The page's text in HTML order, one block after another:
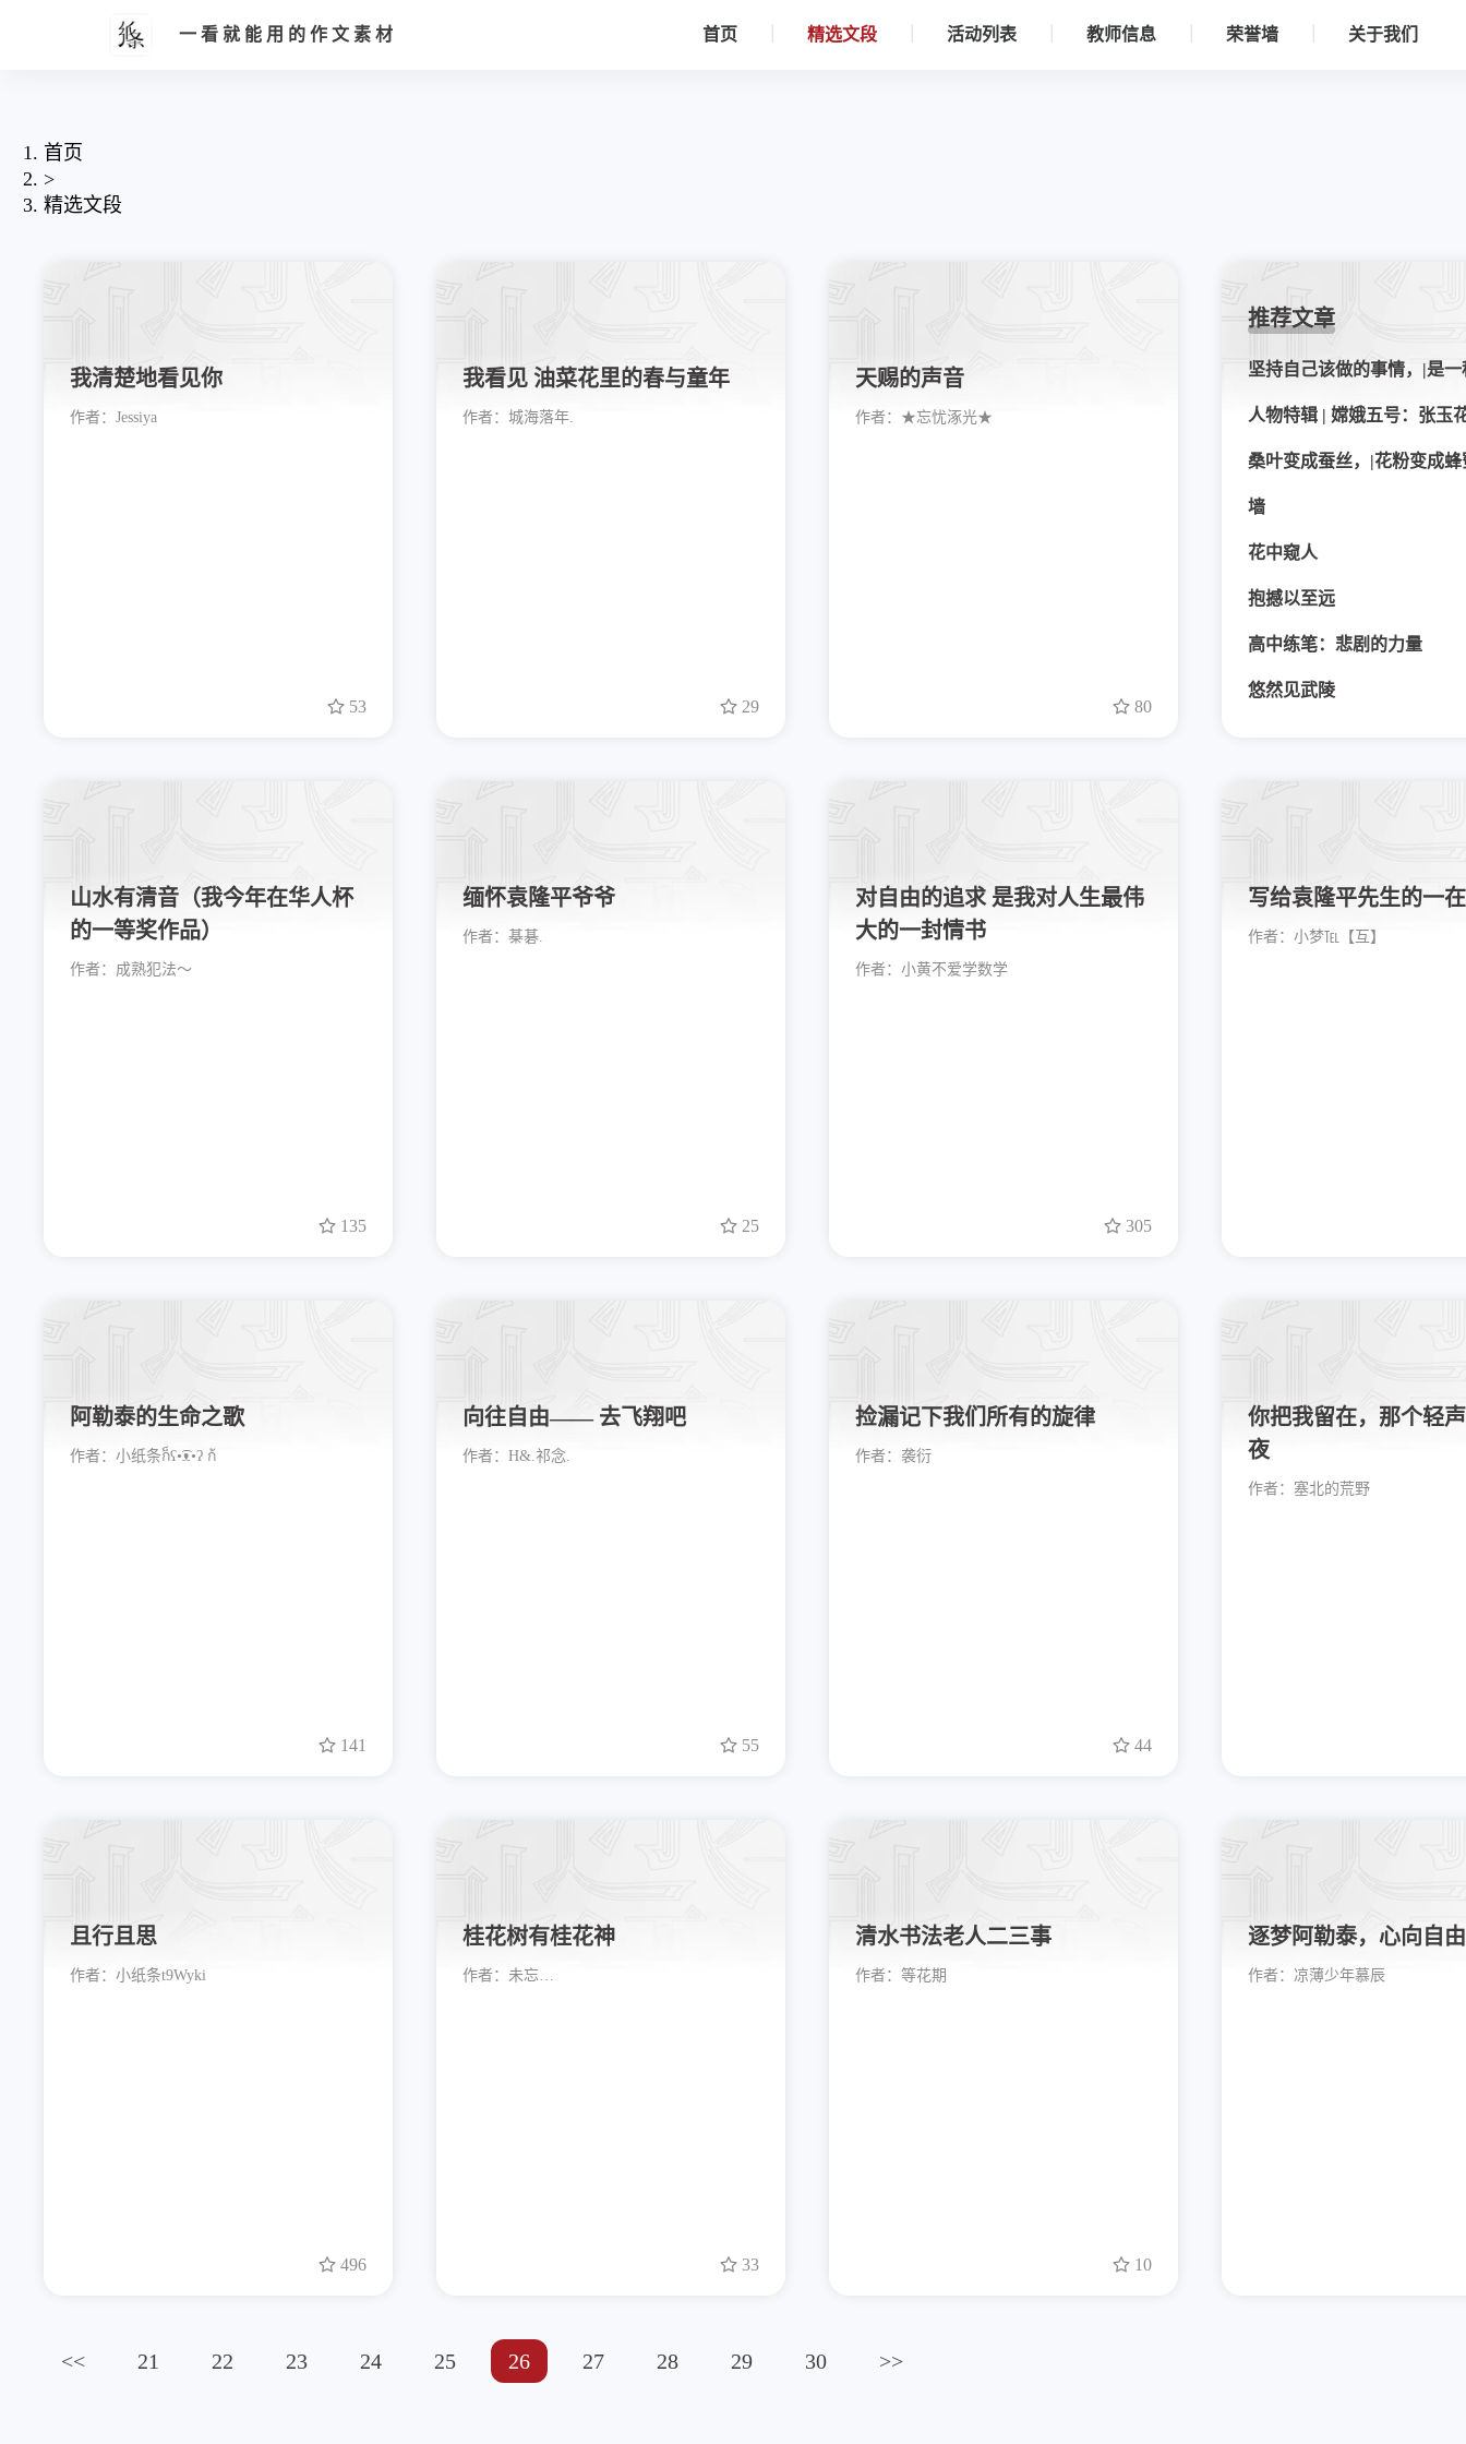
一看就能用的作文素材 首页 精选文段 活动列表 教师信息 荣誉墙 关于我们
首页
>
精选文段
我清楚地看见你
作者： Jessiya
53
我看见 油菜花里的春与童年
作者： 城海落年.
29
天赐的声音
作者： ★忘忧涿光★
80
推荐文章
墙
花中窥人
抱撼以至远
高中练笔：悲剧的力量
悠然见武陵
山水有清音（我今年在华人杯
的一等奖作品）
作者： 成熟犯法～
135
缅怀袁隆平爷爷
作者： 棊碁.
25
对自由的追求 是我对人生最伟
大的一封情书
作者： 小黄不爱学数学
305
写给袁隆平先生的一
作者： 小梦℡【互】
阿勒泰的生命之歌
作者： 小纸条ก็ʕ•͡ᴥ•ʔ ก้
141
向往自由—— 去飞翔吧
作者： H&.祁念.
55
捡漏记下我们所有的旋律
作者： 袭衍
44
你把我留在，那个轻
夜
作者： 塞北的荒野
且行且思
作者： 小纸条t9Wyki
496
桂花树有桂花神
作者： 未忘…
33
清水书法老人二三事
作者： 等花期
10
逐梦阿勒泰，心向自
作者： 凉薄少年慕辰
<< 21 22 23 24 25 26 27 28 29 30 >>